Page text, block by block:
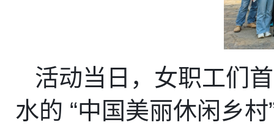
活动当日，女职工们
水的 “中国美丽休闲乡村